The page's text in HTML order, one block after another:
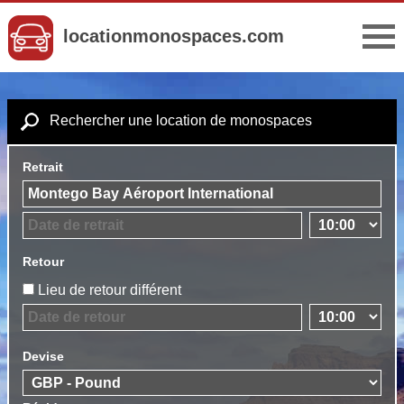
locationmonospaces.com
Rechercher une location de monospaces
Retrait
Retour
Lieu de retour différent
Devise